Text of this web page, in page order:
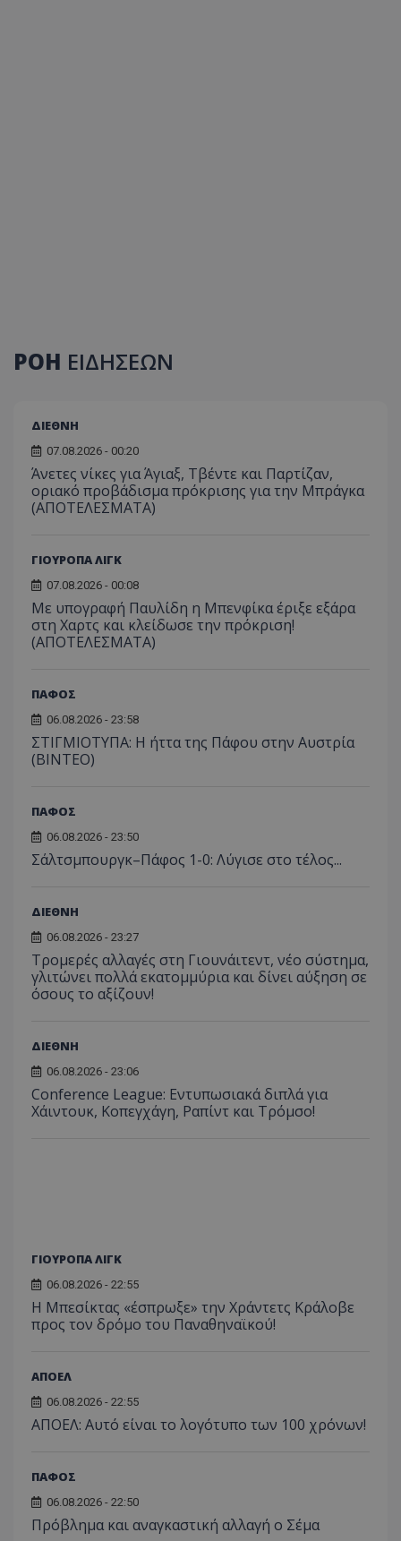
ΡΟΗ ΕΙΔΗΣΕΩΝ
ΔΙΕΘΝΗ
07.08.2026 - 00:20
Άνετες νίκες για Άγιαξ, Τβέντε και Παρτίζαν,
οριακό προβάδισμα πρόκρισης για την Μπράγκα
(ΑΠΟΤΕΛΕΣΜΑΤΑ)
ΓΙΟΥΡΟΠΑ ΛΙΓΚ
07.08.2026 - 00:08
Με υπογραφή Παυλίδη η Μπενφίκα έριξε εξάρα
στη Χαρτς και κλείδωσε την πρόκριση!
(ΑΠΟΤΕΛΕΣΜΑΤΑ)
ΠΑΦΟΣ
06.08.2026 - 23:58
ΣΤΙΓΜΙΟΤΥΠΑ: Η ήττα της Πάφου στην Αυστρία
(ΒΙΝΤΕΟ)
ΠΑΦΟΣ
06.08.2026 - 23:50
Σάλτσμπουργκ–Πάφος 1-0: Λύγισε στο τέλος...
ΔΙΕΘΝΗ
06.08.2026 - 23:27
Τρομερές αλλαγές στη Γιουνάιτεντ, νέο σύστημα,
γλιτώνει πολλά εκατομμύρια και δίνει αύξηση σε
όσους το αξίζουν!
ΔΙΕΘΝΗ
06.08.2026 - 23:06
Conference League: Εντυπωσιακά διπλά για
Χάιντουκ, Κοπεγχάγη, Ραπίντ και Τρόμσο!
ΓΙΟΥΡΟΠΑ ΛΙΓΚ
06.08.2026 - 22:55
Η Μπεσίκτας «έσπρωξε» την Χράντετς Κράλοβε
προς τον δρόμο του Παναθηναϊκού!
ΑΠΟΕΛ
06.08.2026 - 22:55
ΑΠΟΕΛ: Αυτό είναι το λογότυπο των 100 χρόνων!
ΠΑΦΟΣ
06.08.2026 - 22:50
Πρόβλημα και αναγκαστική αλλαγή ο Σέμα